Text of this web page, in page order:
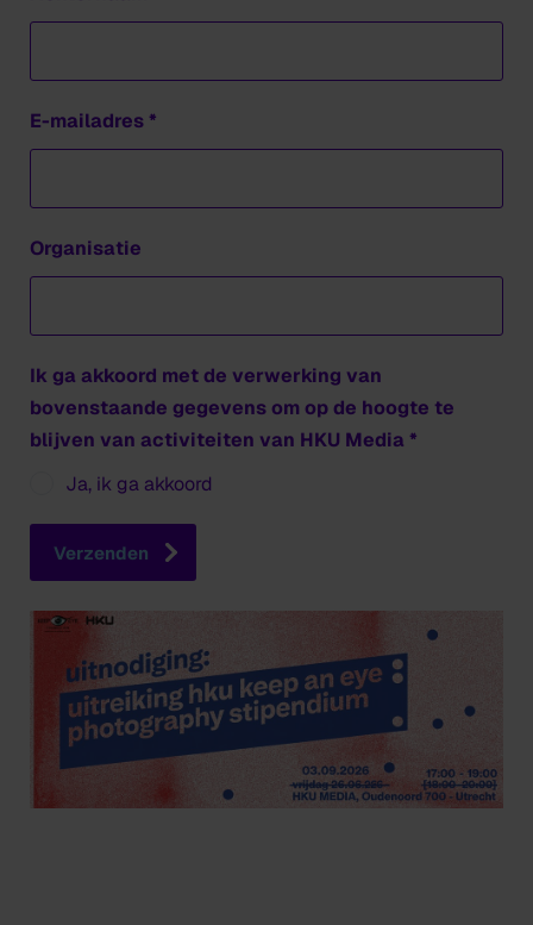
E-mailadres
Organisatie
Ik ga akkoord met de verwerking van
bovenstaande gegevens om op de hoogte te
blijven van activiteiten van HKU Media
Ja, ik ga akkoord
Verzenden